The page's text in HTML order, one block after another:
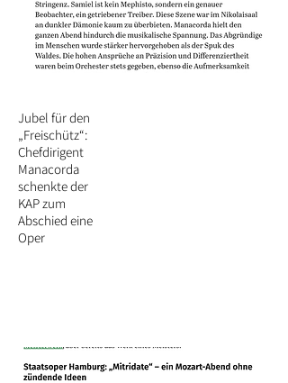
Jubel für den
„Freischütz“:
Chefdirigent
Manacorda
schenkte der
KAP zum
Abschied eine
Oper